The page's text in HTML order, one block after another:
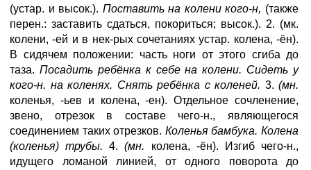
(устар. и высок.). Поставить на колени кого-н, (также
перен.: заставить сдаться, покориться; высок.). 2. (мк.
колени, -ей и в нек-рых сочетаниях устар. колена, -ён).
В сидячем положении: часть ноги от этого сгиба до
таза. Посадить ребёнка к себе на колени. Сидеть у
кого-н. на коленях. Снять ребёнка с коленей. 3. (мн.
коленья, -ьев и колена, -ен). Отдельное сочленение,
звено, отрезок в составе чего-н., являющегося
соединением таких отрезков. Коленья бамбука. Колена
(коленья) трубы.4.(мн. колена, -ён). Изгиб чего-н.,
идущего ломаной линией, от одного поворота до